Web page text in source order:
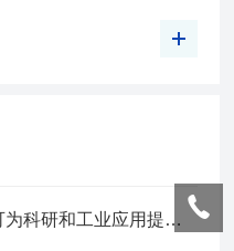
定期维护微分电化学质谱仪可为科研和工业应用提供可靠支持